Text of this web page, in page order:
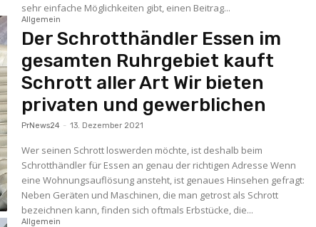
sehr einfache Möglichkeiten gibt, einen Beitrag...
Allgemein
Der Schrotthändler Essen im
gesamten Ruhrgebiet kauft
Schrott aller Art Wir bieten
privaten und gewerblichen
PrNews24 - 13. Dezember 2021
Wer seinen Schrott loswerden möchte, ist deshalb beim
Schrotthändler für Essen an genau der richtigen Adresse Wenn
eine Wohnungsauflösung ansteht, ist genaues Hinsehen gefragt:
Neben Geräten und Maschinen, die man getrost als Schrott
bezeichnen kann, finden sich oftmals Erbstücke, die...
Allgemein